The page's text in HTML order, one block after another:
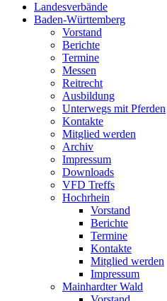
Landesverbände
Baden-Württemberg
Vorstand
Berichte
Termine
Messen
Reitrecht
Ausbildung
Unterwegs mit Pferden
Kontakte
Mitglied werden
Archiv
Impressum
Downloads
VFD Treffs
Hochrhein
Vorstand
Berichte
Termine
Kontakte
Mitglied werden
Impressum
Mainhardter Wald